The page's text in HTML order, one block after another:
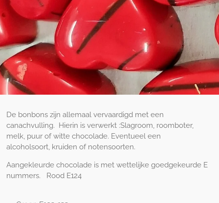
De bonbons zijn allemaal vervaardigd met een
canachvulling. Hierin is verwerkt :Slagroom, roomboter,
melk, puur of witte chocolade. Eventueel een
alcoholsoort, kruiden of notensoorten.
Aangekleurde chocolade is met wettelijke goedgekeurde E
nummers. Rood E124